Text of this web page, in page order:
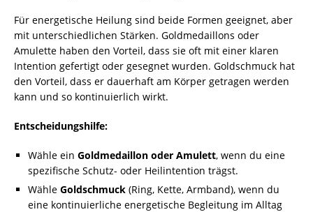
Für energetische Heilung sind beide Formen geeignet, aber
mit unterschiedlichen Stärken. Goldmedaillons oder
Amulette haben den Vorteil, dass sie oft mit einer klaren
Intention gefertigt oder gesegnet wurden. Goldschmuck hat
den Vorteil, dass er dauerhaft am Körper getragen werden
kann und so kontinuierlich wirkt.
Entscheidungshilfe:
Wähle ein Goldmedaillon oder Amulett, wenn du eine
spezifische Schutz- oder Heilintention trägst.
Wähle Goldschmuck (Ring, Kette, Armband), wenn du
eine kontinuierliche energetische Begleitung im Alltag